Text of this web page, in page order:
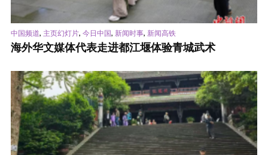
中国频道, 主页幻灯片, 今日中国, 新闻时事, 新闻高铁
海外华文媒体代表走进都江堰体验青城武术